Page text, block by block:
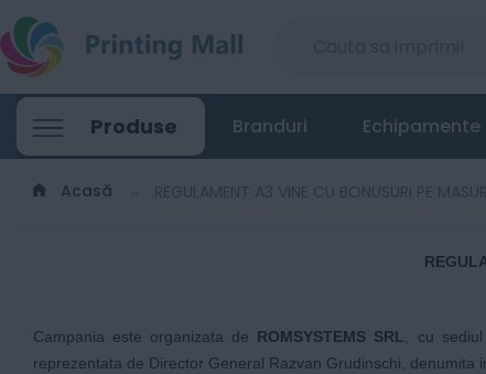
Produse Branduri
Acasă REGULAMENT A3 VINE CU BONUSURI PE
Campania este organizata de ROMSYSTEMS SRL
, cu
reprezentata de Director General Razvan Grudinschi, denumita